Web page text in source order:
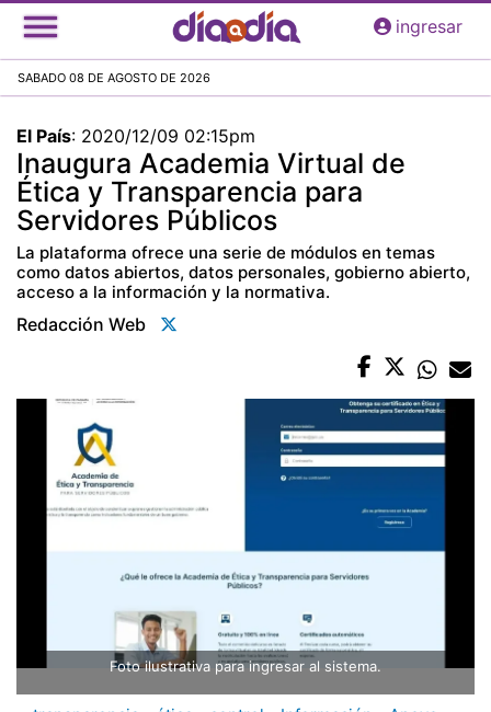
Pasar
al
principal
ingresar
SABADO 08 DE AGOSTO DE 2026
El País: 2020/12/09 02:15pm
Inaugura Academia Virtual de
Ética y Transparencia para
Servidores Públicos
La plataforma ofrece una serie de módulos en temas
como datos abiertos, datos personales, gobierno abierto,
acceso a la información y la normativa.
Redacción Web
Foto ilustrativa para ingresar al sistema.